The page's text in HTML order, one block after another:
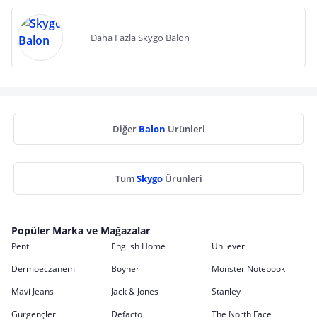
Daha Fazla Skygo Balon
Diğer Balon Ürünleri
TümSkygo Ürünleri
Popüler Marka ve Mağazalar
Penti English Home
Unilever
Dermoeczanem
Boyner
Monster Notebook
Mavi Jeans
Jack & Jones
Stanley
Gürgençler
Defacto
The North Face